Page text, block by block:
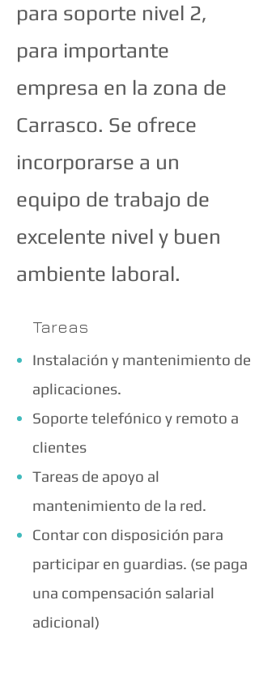
para soporte nivel 2,
para importante
empresa en la zona de
Carrasco. Se ofrece
incorporarse a un
equipo de trabajo de
excelente nivel y buen
ambiente laboral.
Tareas
Instalación y mantenimiento de
aplicaciones.
Soporte telefónico y remoto a
clientes
Tareas de apoyo al
mantenimiento de la red.
Contar con disposición para
participar en guardias. (se paga
una compensación salarial
adicional)